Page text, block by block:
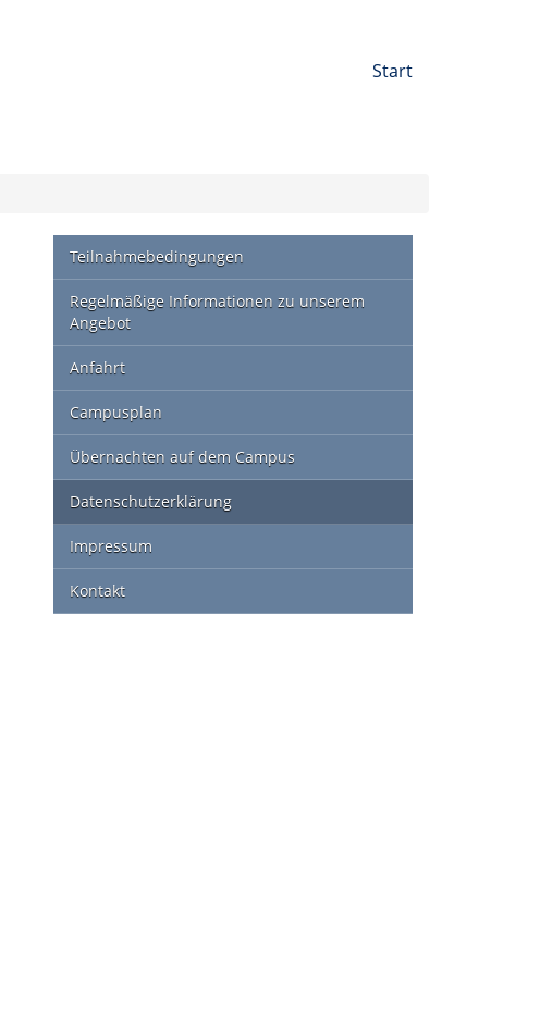
Start
Teilnahmebedingungen
Regelmäßige Informationen zu unserem
Angebot
Anfahrt
Campusplan
Übernachten auf dem Campus
Datenschutzerklärung
Impressum
Kontakt